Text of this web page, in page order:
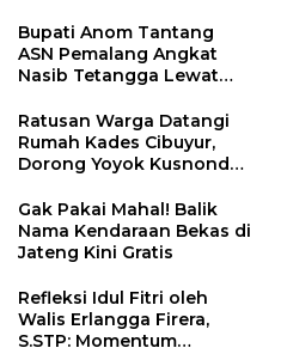
Sebagai Ketua
Bupati Anom Tantang
ASN Pemalang Angkat
Nasib Tetangga Lewat
Ratusan Warga Datangi
Rumah Kades Cibuyur,
Dorong Yoyok Kusnondo
Gak Pakai Mahal! Balik
Nama Kendaraan Bekas di
Jateng Kini Gratis
Refleksi Idul Fitri oleh
Walis Erlangga Firera,
S.STP: Momentum